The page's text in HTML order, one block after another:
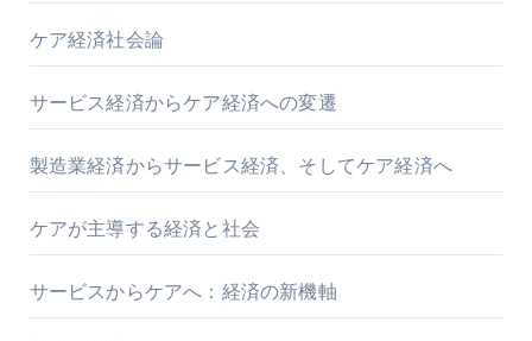
ケア経済社会論
サービス経済からケア経済への変遷
製造業経済からサービス経済、そしてケア経済へ
ケアが主導する経済と社会
サービスからケアへ：経済の新機軸